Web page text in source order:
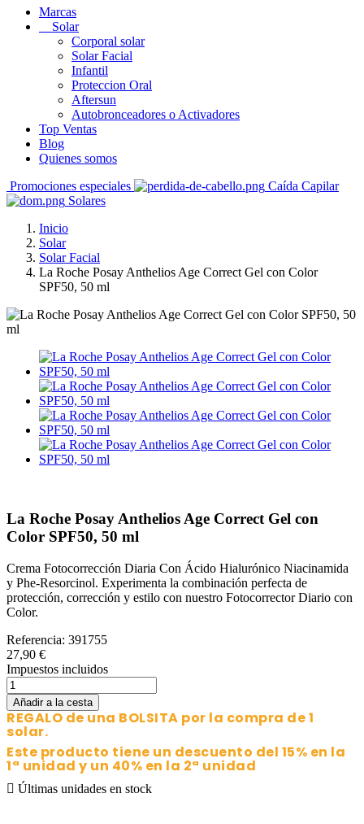
Marcas
Solar
Corporal solar
Solar Facial
Infantil
Proteccion Oral
Aftersun
Autobronceadores o Activadores
Top Ventas
Blog
Quienes somos
Promociones especiales
Caída Capilar
Solares
Inicio
Solar
Solar Facial
La Roche Posay Anthelios Age Correct Gel con Color
SPF50, 50 ml
La Roche Posay Anthelios Age Correct Gel con
Color SPF50, 50 ml
Crema Fotocorrección Diaria Con Ácido Hialurónico Niacinamida
y Phe-Resorcinol. Experimenta la combinación perfecta de
protección, corrección y estilo con nuestro Fotocorrector Diario con
Color.
Referencia: 391755
27,90 €
Impuestos incluidos
Añadir a la cesta
REGALO de una BOLSITA por la compra de 1
solar.
Este producto tiene un descuento del 15% en la
1ª unidad y un 40% en la 2ª unidad
 Últimas unidades en stock